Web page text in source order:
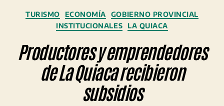
Categorías
TURISMO ECONOMÍA
GOBIERNO PROVINCIAL
INSTITUCIONALES
LA QUIACA
Productores y emprendedores
de La Quiaca recibieron
subsidios